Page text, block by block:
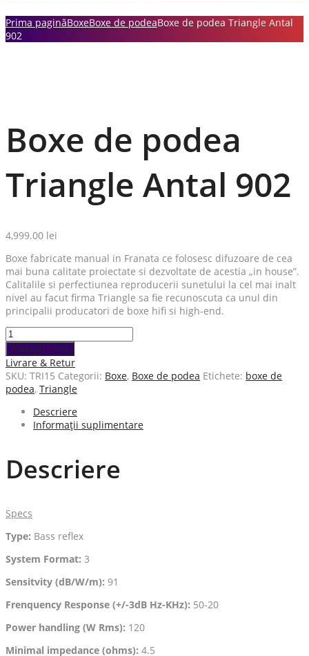
Prima paginăBoxeBoxe de podeaBoxe de podea Triangle Antal
902
Boxe de podea
Triangle Antal 902
4,999.00 lei
Boxe fabricate manual in Franata ce folosesc difuzoare de cea
mai buna calitate proiectate si dezvoltate de acestia „in house”.
Calitalile si perfectiunea reproducerii sunetului la cel mai inalt
nivel au facut firma Triangle sa fie recunoscuta ca unul din
principalii producatori de boxe hifi si high-end.
Adaugă în coș
Livrare & Retur
SKU: TRI15 Categorii: Boxe, Boxe de podea Etichete: boxe de
podea, Triangle
Descriere
Informații suplimentare
Descriere
Specs
Type: Bass reflex
System Format: 3
Sensitvity (dB/W/m): 91
Frenquency Response (+/-3dB Hz-KHz): 50-20
Power handling (W Rms): 120
Minimal impedance (ohms): 4.5